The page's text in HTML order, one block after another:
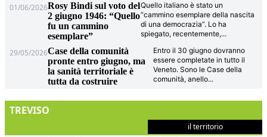
01/06/2026Rosy Bindi sul voto del
2 giugno 1946: “Quello
fu un cammino
esemplare”
Quello italiano è stato un
“cammino esemplare della nascita
di una democrazia”. Lo ha
spiegato, recentemente,...
29/05/2026Case della comunità
pronte entro giugno, ma
la sanità territoriale è
tutta da costruire
Entro il 30 giugno dovranno
essere completate in tutto il
Veneto. Sono le Case della
comunità, anello...
TREVISO
il territorio